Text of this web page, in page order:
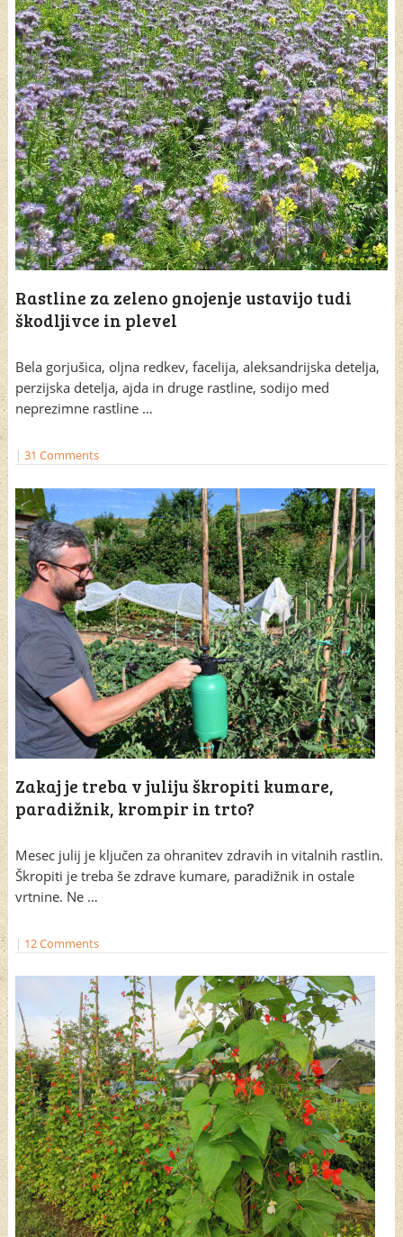
Rastline za zeleno gnojenje ustavijo tudi
škodljivce in plevel
Bela gorjušica, oljna redkev, facelija, aleksandrijska detelja,
perzijska detelja, ajda in druge rastline, sodijo med
neprezimne rastline …
| 31 Comments
Zakaj je treba v juliju škropiti kumare,
paradižnik, krompir in trto?
Mesec julij je ključen za ohranitev zdravih in vitalnih rastlin.
Škropiti je treba še zdrave kumare, paradižnik in ostale
vrtnine. Ne …
| 12 Comments